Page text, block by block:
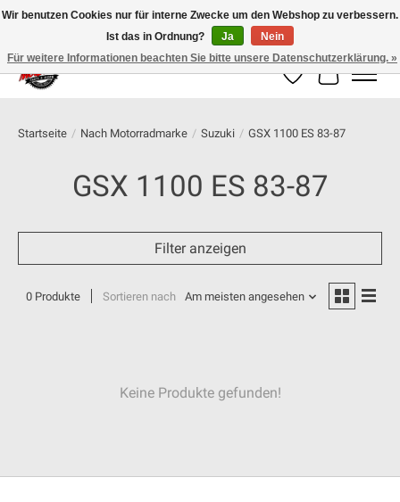
100% schweizer Onlineshop für Dein Motorrad
Wunschzettel
Ihr
Startseite / Nach Motorradmarke / Suzuki / GSX 1100 ES 83-87
GSX 1100 ES 83-87
Filter anzeigen
0 Produkte Sortieren nach Am meisten angesehen
Keine Produkte gefunden!
Wir benutzen Cookies nur für interne Zwecke um den Webshop zu verbessern.
Ist das in Ordnung?
Ja
Nein
Für weitere Informationen beachten Sie bitte unsere Datenschutzerklärung. »